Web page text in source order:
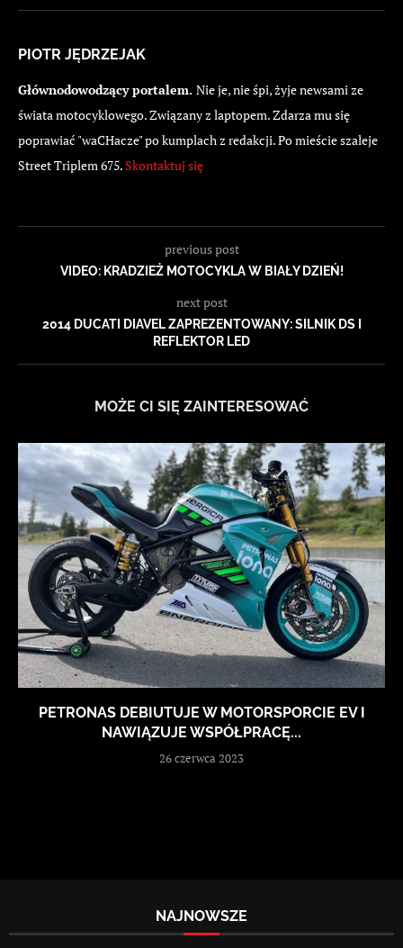
PIOTR JĘDRZEJAK
Głównodowodzący portalem. Nie je, nie śpi, żyje newsami ze
świata motocyklowego. Związany z laptopem. Zdarza mu się
poprawiać "waCHacze" po kumplach z redakcji. Po mieście szaleje
Street Triplem 675. Skontaktuj się
previous post
VIDEO: KRADZIEŻ MOTOCYKLA W BIAŁY DZIEŃ!
next post
2014 DUCATI DIAVEL ZAPREZENTOWANY: SILNIK DS I
REFLEKTOR LED
MOŻE CI SIĘ ZAINTERESOWAĆ
PETRONAS DEBIUTUJE W MOTORSPORCIE EV I
NAWIĄZUJE WSPÓŁPRACĘ...
26 czerwca 2023
NAJNOWSZE